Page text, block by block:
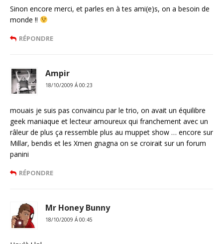
Sinon encore merci, et parles en à tes ami(e)s, on a besoin de
monde !!
RÉPONDRE
Ampir
18/10/2009 Á 00:23
mouais je suis pas convaincu par le trio, on avait un équilibre
geek maniaque et lecteur amoureux qui franchement avec un
râleur de plus ça ressemble plus au muppet show … encore sur
Millar, bendis et les Xmen gnagna on se croirait sur un forum
panini
RÉPONDRE
Mr Honey Bunny
18/10/2009 Á 00:45